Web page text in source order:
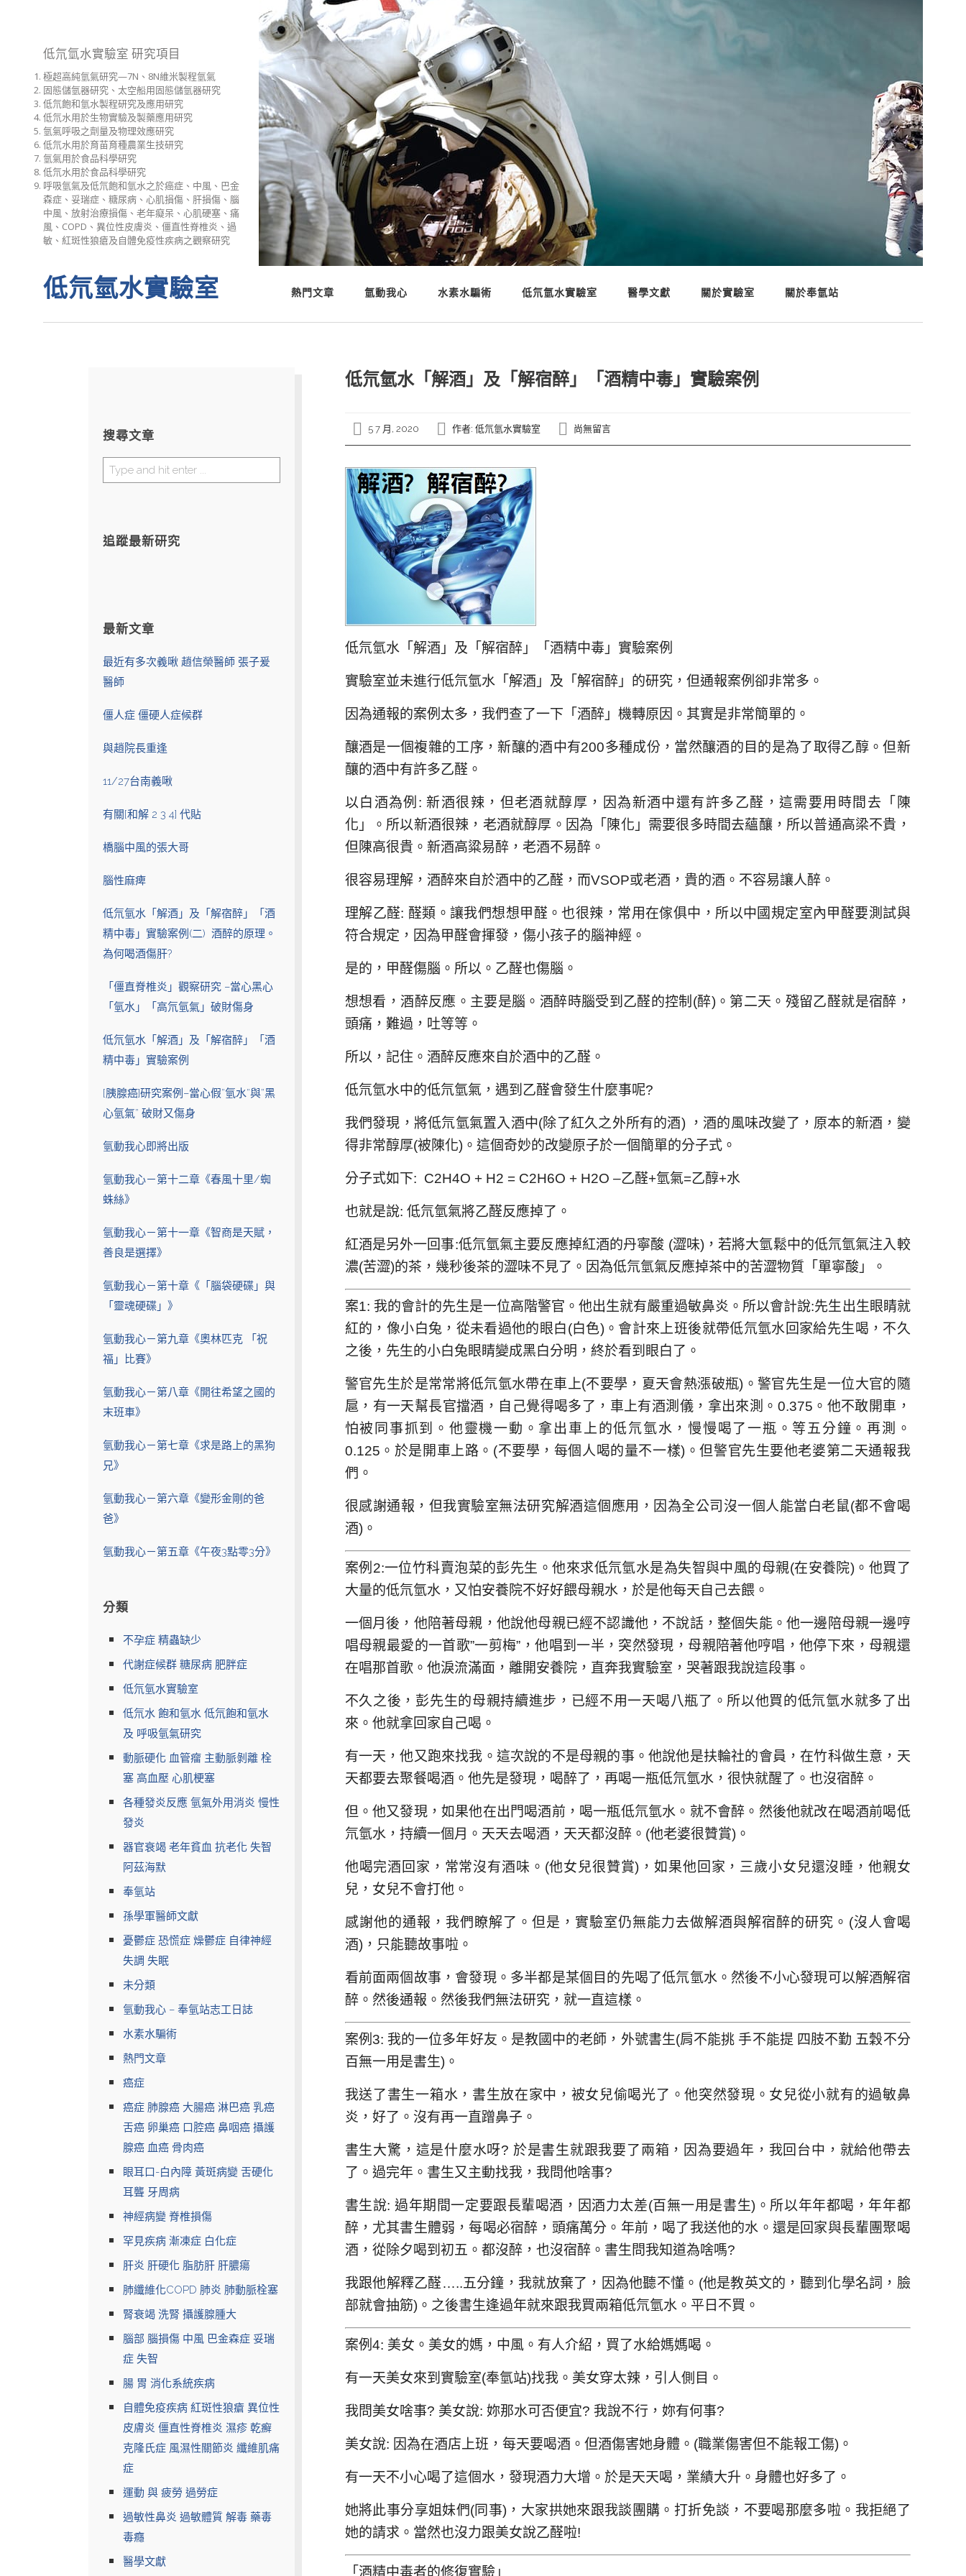
低氘氫水實驗室
低氘氫水實驗室 研究項目
極超高純氫氣研究—7N、8N維米製程氫氣
固態儲氫器研究、太空船用固態儲氫器研究
低氘飽和氫水製程研究及應用研究
低氘水用於生物實驗及製藥應用研究
氫氣呼吸之劑量及物理效應研究
低氘水用於育苗育種農業生技研究
氫氣用於食品科學研究
低氘水用於食品科學研究
呼吸氫氣及低氘飽和氫水之於癌症、中風、巴金
森症、妥瑞症、糖尿病、心肌損傷、肝損傷、腦
中風、放射治療損傷、老年癡呆、心肌硬塞、痛
風、COPD、異位性皮膚炎、僵直性脊椎炎、過
敏、紅斑性狼瘡及自體免疫性疾病之觀察研究
熱門文章 氫動我心 水素水騙術 低氘氫水實驗室 醫學文獻 關於實驗室 關於奉氫站
低氘氫水「解酒」及「解宿醉」「酒精中毒」實驗案例
5 7 月, 2020 作者: 低氘氫水實驗室 尚無留言
低氘氫水「解酒」及「解宿醉」「酒精中毒」實驗案例
實驗室並未進行低氘氫水「解酒」及「解宿醉」的研究，但通報案例卻非常多。
因為通報的案例太多，我們查了一下「酒醉」機轉原因。其實是非常簡單的。
釀酒是一個複雜的工序，新釀的酒中有200多種成份，當然釀酒的目的是為了取得乙醇。但新
釀的酒中有許多乙醛。
以白酒為例: 新酒很辣，但老酒就醇厚，因為新酒中還有許多乙醛，這需要用時間去「陳
化」。所以新酒很辣，老酒就醇厚。因為「陳化」需要很多時間去蘊釀，所以普通高梁不貴，
但陳高很貴。新酒高粱易醉，老酒不易醉。
很容易理解，酒醉來自於酒中的乙醛，而VSOP或老酒，貴的酒。不容易讓人醉。
理解乙醛: 醛類。讓我們想想甲醛。也很辣，常用在傢俱中，所以中國規定室內甲醛要測試與
符合規定，因為甲醛會揮發，傷小孩子的腦神經。
是的，甲醛傷腦。所以。乙醛也傷腦。
想想看，酒醉反應。主要是腦。酒醉時腦受到乙醛的控制(醉)。第二天。殘留乙醛就是宿醉，
頭痛，難過，吐等等。
所以，記住。酒醉反應來自於酒中的乙醛。
低氘氫水中的低氘氫氣，遇到乙醛會發生什麼事呢?
我們發現，將低氘氫氣置入酒中(除了紅久之外所有的酒) ，酒的風味改變了，原本的新酒，變
得非常醇厚(被陳化)。這個奇妙的改變原子於一個簡單的分子式。
分子式如下: C2H4O + H2 = C2H6O + H2O –乙醛+氫氣=乙醇+水
也就是說: 低氘氫氣將乙醛反應掉了。
紅酒是另外一回事:低氘氫氣主要反應掉紅酒的丹寧酸 (澀味)，若將大氫鬆中的低氘氫氣注入較
濃(苦澀)的茶，幾秒後茶的澀味不見了。因為低氘氫氣反應掉茶中的苦澀物質「單寧酸」。
案1: 我的會計的先生是一位高階警官。他出生就有嚴重過敏鼻炎。所以會計說:先生出生眼睛就
紅的，像小白兔，從未看過他的眼白(白色)。會計來上班後就帶低氘氫水回家給先生喝，不久
之後，先生的小白兔眼睛變成黑白分明，終於看到眼白了。
警官先生於是常常將低氘氫水帶在車上(不要學，夏天會熱漲破瓶)。警官先生是一位大官的隨
扈，有一天幫長官擋酒，自己覺得喝多了，車上有酒測儀，拿出來測。0.375。他不敢開車，
怕被同事抓到。他靈機一動。拿出車上的低氘氫水，慢慢喝了一瓶。等五分鐘。再測。
0.125。於是開車上路。(不要學，每個人喝的量不一樣)。但警官先生要他老婆第二天通報我
們。
很感謝通報，但我實驗室無法研究解酒這個應用，因為全公司沒一個人能當白老鼠(都不會喝
酒)。
案例2:一位竹科賣泡菜的彭先生。他來求低氘氫水是為失智與中風的母親(在安養院)。他買了
大量的低氘氫水，又怕安養院不好好餵母親水，於是他每天自己去餵。
一個月後，他陪著母親，他說他母親已經不認識他，不說話，整個失能。他一邊陪母親一邊哼
唱母親最愛的一首歌”一剪梅”，他唱到一半，突然發現，母親陪著他哼唱，他停下來，母親還
在唱那首歌。他淚流滿面，離開安養院，直奔我實驗室，哭著跟我說這段事。
不久之後，彭先生的母親持續進步，已經不用一天喝八瓶了。所以他買的低氘氫水就多了出
來。他就拿回家自己喝。
有一天，他又跑來找我。這次說的不是母親的事。他說他是扶輪社的會員，在竹科做生意，天
天都要去聚餐喝酒。他先是發現，喝醉了，再喝一瓶低氘氫水，很快就醒了。也沒宿醉。
但。他又發現，如果他在出門喝酒前，喝一瓶低氘氫水。就不會醉。然後他就改在喝酒前喝低
氘氫水，持續一個月。天天去喝酒，天天都沒醉。(他老婆很贊賞)。
他喝完酒回家，常常沒有酒味。(他女兒很贊賞)，如果他回家，三歲小女兒還沒睡，他親女
兒，女兒不會打他。
感謝他的通報，我們瞭解了。但是，實驗室仍無能力去做解酒與解宿醉的研究。(沒人會喝
酒)，只能聽故事啦。
看前面兩個故事，會發現。多半都是某個目的先喝了低氘氫水。然後不小心發現可以解酒解宿
醉。然後通報。然後我們無法研究，就一直這樣。
案例3: 我的一位多年好友。是教國中的老師，外號書生(肩不能挑 手不能提 四肢不勤 五穀不分
百無一用是書生)。
我送了書生一箱水，書生放在家中，被女兒偷喝光了。他突然發現。女兒從小就有的過敏鼻
炎，好了。沒有再一直蹭鼻子。
書生大驚，這是什麼水呀? 於是書生就跟我要了兩箱，因為要過年，我回台中，就給他帶去
了。過完年。書生又主動找我，我問他啥事?
書生說: 過年期間一定要跟長輩喝酒，因酒力太差(百無一用是書生)。所以年年都喝，年年都
醉，尤其書生體弱，每喝必宿醉，頭痛萬分。年前，喝了我送他的水。還是回家與長輩團聚喝
酒，從除夕喝到初五。都沒醉，也沒宿醉。書生問我知道為啥嗎?
我跟他解釋乙醛…..五分鐘，我就放棄了，因為他聽不懂。(他是教英文的，聽到化學名詞，臉
部就會抽筋)。之後書生逢過年就來跟我買兩箱低氘氫水。平日不買。
案例4: 美女。美女的媽，中風。有人介紹，買了水給媽媽喝。
有一天美女來到實驗室(奉氫站)找我。美女穿太辣，引人側目。
我問美女啥事? 美女說: 妳那水可否便宜? 我說不行，妳有何事?
美女說: 因為在酒店上班，每天要喝酒。但酒傷害她身體。(職業傷害但不能報工傷)。
有一天不小心喝了這個水，發現酒力大增。於是天天喝，業績大升。身體也好多了。
她將此事分享姐妹們(同事)，大家拱她來跟我談團購。打折免談，不要喝那麼多啦。我拒絕了
她的請求。當然也沒力跟美女說乙醛啦!
「酒精中毒者的修復實驗」
搜尋文章
追蹤最新研究
最新文章
最近有多次義啾 趙信榮醫師 張子爰
醫師
僵人症 僵硬人症候群
與趙院長重逢
11/27台南義啾
有關[和解 2 3 4] 代貼
橋腦中風的張大哥
腦性麻痺
低氘氫水「解酒」及「解宿醉」「酒
精中毒」實驗案例(二) 酒醉的原理。
為何喝酒傷肝?
「僵直脊椎炎」觀察研究 –當心黑心
「氫水」「高氘氫氣」破財傷身
低氘氫水「解酒」及「解宿醉」「酒
精中毒」實驗案例
[胰腺癌]研究案例–當心假”氫水”與”黑
心氫氣” 破財又傷身
氫動我心即將出版
氫動我心－第十二章《春風十里/蜘
蛛絲》
氫動我心－第十一章《智商是天賦，
善良是選擇》
氫動我心－第十章《「腦袋硬碟」與
「靈魂硬碟」》
氫動我心－第九章《奧林匹克 「祝
福」比賽》
氫動我心－第八章《開往希望之國的
末班車》
氫動我心－第七章《求是路上的黑狗
兄》
氫動我心－第六章《變形金剛的爸
爸》
氫動我心－第五章《午夜3點零3分》
分類
不孕症 精蟲缺少
代謝症候群 糖尿病 肥胖症
低氘氫水實驗室
低氘水 飽和氫水 低氘飽和氫水
及 呼吸氫氣研究
動脈硬化 血管瘤 主動脈剝離 栓
塞 高血壓 心肌梗塞
各種發炎反應 氫氣外用消炎 慢性
發炎
器官衰竭 老年貧血 抗老化 失智
阿茲海默
奉氫站
孫學軍醫師文獻
憂鬱症 恐慌症 燥鬱症 自律神經
失調 失眠
未分類
氫動我心 – 奉氫站志工日誌
水素水騙術
熱門文章
癌症
癌症 肺腺癌 大腸癌 淋巴癌 乳癌
舌癌 卵巢癌 口腔癌 鼻咽癌 攝護
腺癌 血癌 骨肉癌
眼耳口-白內障 黃斑病變 舌硬化
耳聾 牙周病
神經病變 脊椎損傷
罕見疾病 漸凍症 白化症
肝炎 肝硬化 脂肪肝 肝膿瘍
肺纖維化COPD 肺炎 肺動脈栓塞
腎衰竭 洗腎 攝護腺腫大
腦部 腦損傷 中風 巴金森症 妥瑞
症 失智
腸 胃 消化系統疾病
自體免疫疾病 紅斑性狼瘡 異位性
皮膚炎 僵直性脊椎炎 濕疹 乾癬
克隆氏症 風濕性關節炎 纖維肌痛
症
運動 與 疲勞 過勞症
過敏性鼻炎 過敏體質 解毒 藥毒
毒癮
醫學文獻